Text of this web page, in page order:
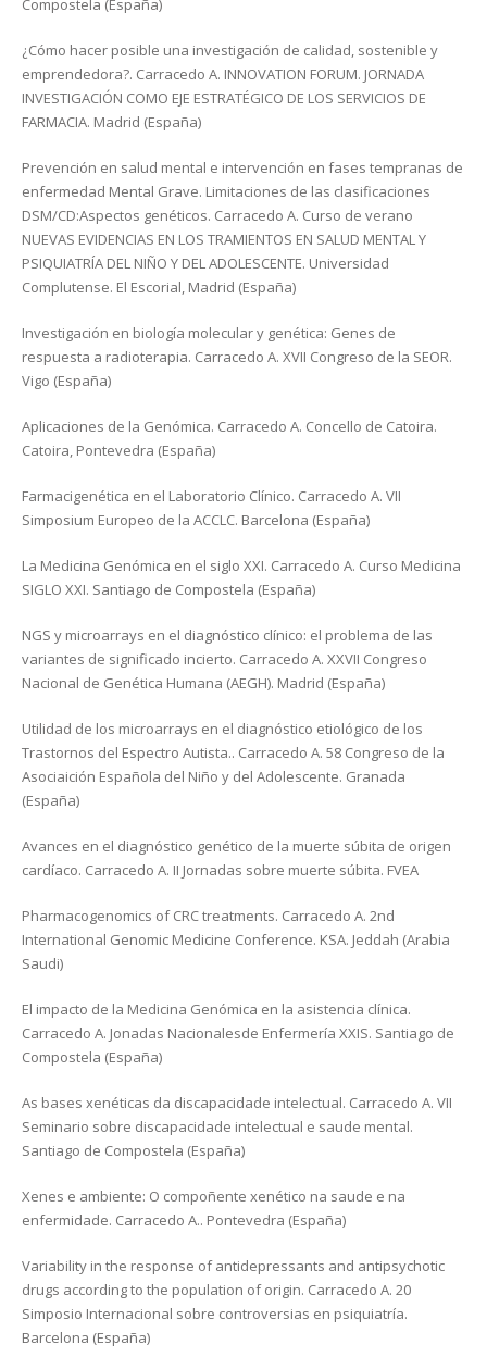
Compostela (España)
¿Cómo hacer posible una investigación de calidad, sostenible y
emprendedora?. Carracedo A. INNOVATION FORUM. JORNADA
INVESTIGACIÓN COMO EJE ESTRATÉGICO DE LOS SERVICIOS DE
FARMACIA. Madrid (España)
Prevención en salud mental e intervención en fases tempranas de
enfermedad Mental Grave. Limitaciones de las clasificaciones
DSM/CD:Aspectos genéticos. Carracedo A. Curso de verano
NUEVAS EVIDENCIAS EN LOS TRAMIENTOS EN SALUD MENTAL Y
PSIQUIATRÍA DEL NIÑO Y DEL ADOLESCENTE. Universidad
Complutense. El Escorial, Madrid (España)
Investigación en biología molecular y genética: Genes de
respuesta a radioterapia. Carracedo A. XVII Congreso de la SEOR.
Vigo (España)
Aplicaciones de la Genómica. Carracedo A. Concello de Catoira.
Catoira, Pontevedra (España)
Farmacigenética en el Laboratorio Clínico. Carracedo A. VII
Simposium Europeo de la ACCLC. Barcelona (España)
La Medicina Genómica en el siglo XXI. Carracedo A. Curso Medicina
SIGLO XXI. Santiago de Compostela (España)
NGS y microarrays en el diagnóstico clínico: el problema de las
variantes de significado incierto. Carracedo A. XXVII Congreso
Nacional de Genética Humana (AEGH). Madrid (España)
Utilidad de los microarrays en el diagnóstico etiológico de los
Trastornos del Espectro Autista.. Carracedo A. 58 Congreso de la
Asociaición Española del Niño y del Adolescente. Granada
(España)
Avances en el diagnóstico genético de la muerte súbita de origen
cardíaco. Carracedo A. II Jornadas sobre muerte súbita. FVEA
Pharmacogenomics of CRC treatments. Carracedo A. 2nd
International Genomic Medicine Conference. KSA. Jeddah (Arabia
Saudi)
El impacto de la Medicina Genómica en la asistencia clínica.
Carracedo A. Jonadas Nacionalesde Enfermería XXIS. Santiago de
Compostela (España)
As bases xenéticas da discapacidade intelectual. Carracedo A. VII
Seminario sobre discapacidade intelectual e saude mental.
Santiago de Compostela (España)
Xenes e ambiente: O compoñente xenético na saude e na
enfermidade. Carracedo A.. Pontevedra (España)
Variability in the response of antidepressants and antipsychotic
drugs according to the population of origin. Carracedo A. 20
Simposio Internacional sobre controversias en psiquiatría.
Barcelona (España)